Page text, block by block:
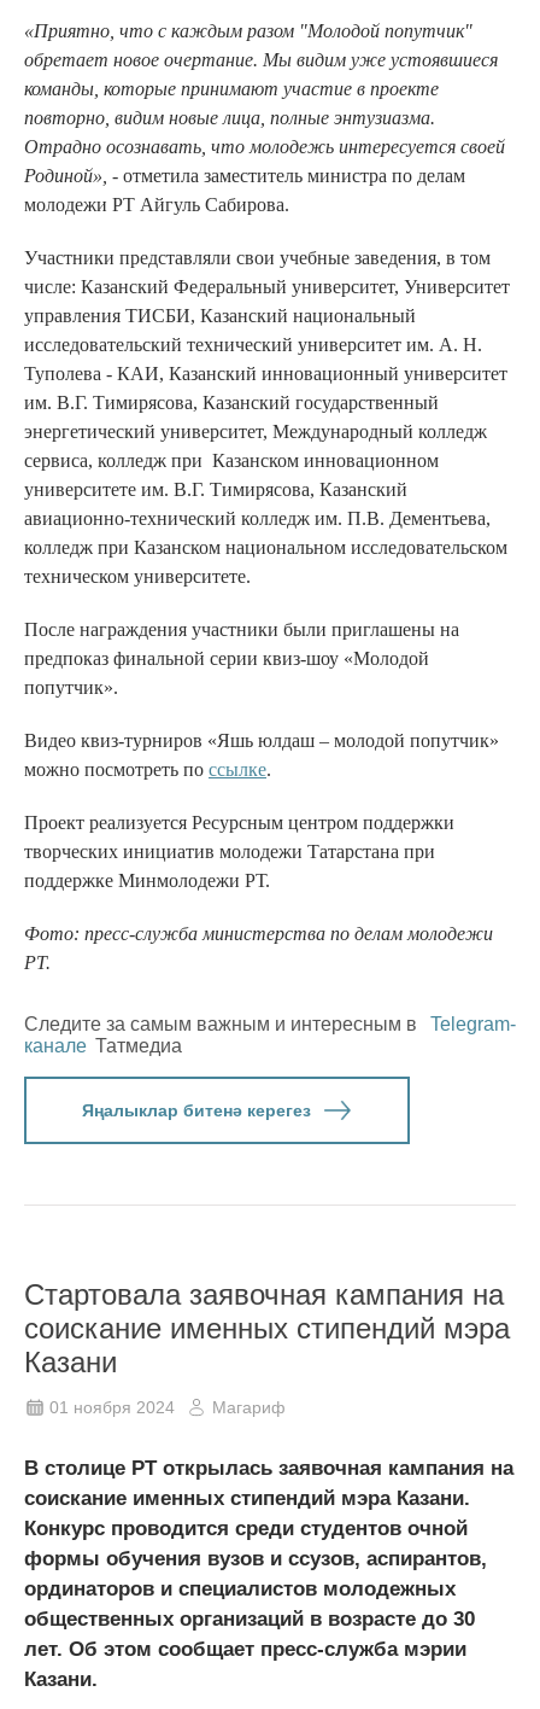
«Приятно, что с каждым разом "Молодой попутчик"
обретает новое очертание. Мы видим уже устоявшиеся
команды, которые принимают участие в проекте
повторно, видим новые лица, полные энтузиазма.
Отрадно осознавать, что молодежь интересуется своей
Родиной» - отметила заместитель министра по делам
молодежи РТ Айгуль Сабирова.
Участники представляли свои учебные заведения, в том
числе: Казанский Федеральный университет, Университет
управления ТИСБИ, Казанский национальный
исследовательский технический университет им. А. Н.
Туполева - КАИ, Казанский инновационный университет
им. В.Г. Тимирясова, Казанский государственный
энергетический университет, Международный колледж
сервиса, колледж при Казанском инновационном
университете им. В.Г. Тимирясова, Казанский
авиационно-технический колледж им. П.В. Дементьева,
колледж при Казанском национальном исследовательском
техническом университете.
После награждения участники были приглашены на
предпоказ финальной серии квиз-шоу «Молодой
попутчик».
Видео квиз-турниров «Яшь юлдаш – молодой попутчик»
можно посмотреть по ссылке.
Проект реализуется Ресурсным центром поддержки
творческих инициатив молодежи Татарстана при
поддержке Минмолодежи РТ.
Фото: пресс-служба министерства по делам молодежи
РТ.
Следите за самым важным и интересным в
Telegram-
канале Татмедиа
Яңалыклар битенә керегез
Стартовала заявочная кампания на
соискание именных стипендий мэра
Казани
01 ноября 2024 Магариф
В столице РТ открылась заявочная кампания на
соискание именных стипендий мэра Казани.
Конкурс проводится среди студентов очной
формы обучения вузов и ссузов, аспирантов,
ординаторов и специалистов молодежных
общественных организаций в возрасте до 30
лет. Об этом сообщает пресс-служба мэрии
Казани.